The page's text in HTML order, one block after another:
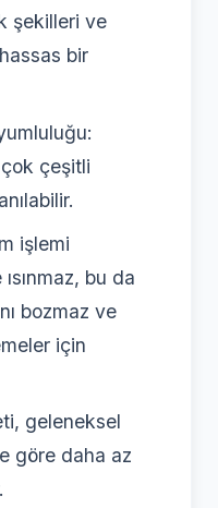
şekilleri ve
bir
çeşitli
işlemi
bu da
bozmaz ve
için
geleneksel
göre daha az